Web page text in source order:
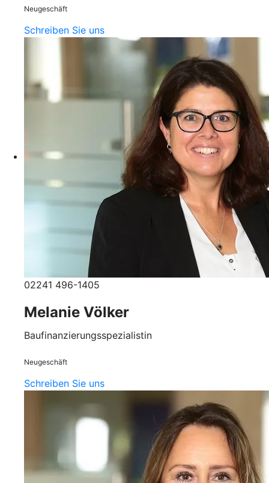
Neugeschäft
Schreiben Sie uns
02241 496-1405
Melanie Völker
Baufinanzierungsspezialistin
Neugeschäft
Schreiben Sie uns